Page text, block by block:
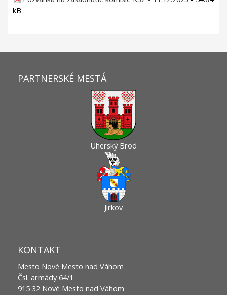
kB
PARTNERSKÉ MESTÁ
Uherský Brod
Jirkov
KONTAKT
Mesto Nové Mesto nad Váhom
Čsl. armády 64/1
915 32 Nové Mesto nad Váhom